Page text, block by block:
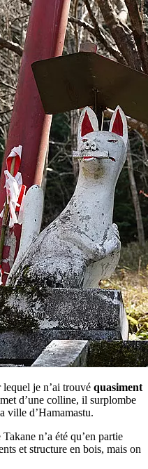
je n’ai trouvé quasiment
d’une colline, il surplombe
ville d’Hamamastu.
n’a été qu’en partie
et structure en bois, mais on